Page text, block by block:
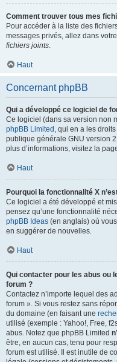
Comment trouver tous mes
Pour accéder à la liste des
messages privés, allez dans
fichiers joints.
Haut
Concernant phpBB
Qui a développé ce logiciel de
Ce logiciel (dans sa version non
phpBB Limited , qui en a les
publique générale GNU version
plus d’informations, visitez la
Haut
Pourquoi la fonctionnalité X
Ce logiciel a été développé et
pensez qu’une fonctionnalité
phpBB Ideas (en anglais) où
en suggérer de nouvelles.
Haut
Qui contacter pour les abus ou
forum ?
Contactez n’importe lequel des
forum ». Si vous restez sans
du domaine (en faisant une
utilisé (exemple : Yahoo!, Free,
abus. Notez que phpBB Limited
être, en aucun cas, tenu pour
forum est utilisé. Il est inutile de